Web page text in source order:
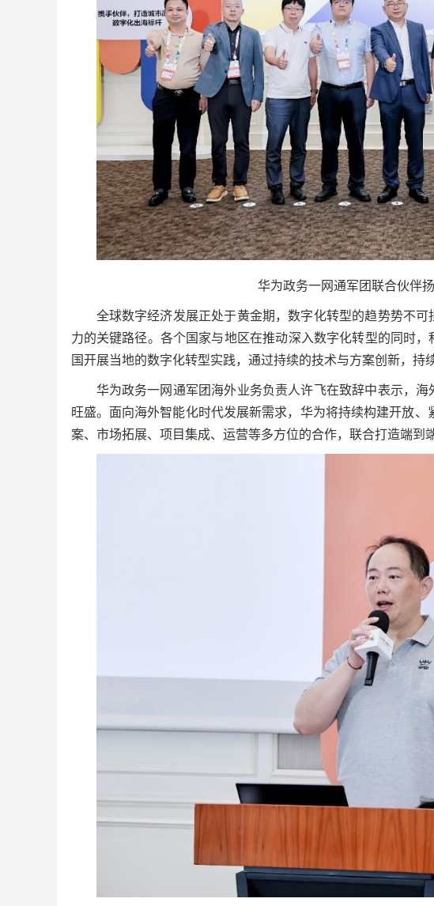
华为政务一网通军团联合伙伴
全球数字经济发展正处于黄金期，数字化转型的趋势势不
力的关键路径。各个国家与地区在推动深入数字化转型的同时
国开展当地的数字化转型实践，通过持续的技术与方案创新，持
华为政务一网通军团海外业务负责人许飞在致辞中表示，
旺盛。面向海外智能化时代发展新需求，华为将持续构建开放
案、市场拓展、项目集成、运营等多方位的合作，联合打造端到